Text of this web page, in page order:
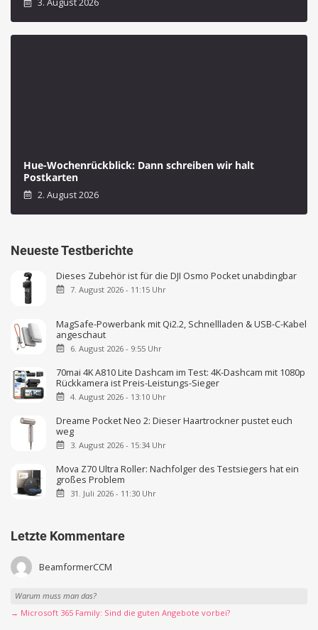
Hue-Wochenrückblick: Dann schreiben wir halt
Postkarten
2. August 2026
Neueste Testberichte
Dieses Zubehör ist für die DJI Osmo Pocket unabdingbar
7. August 2026 - 11:15 Uhr
MagSafe-Powerbank mit Qi2.2, Schnellladen & USB-C-Kabel
angeschaut
6. August 2026 - 9:55 Uhr
70mai 4K A810 Lite Dashcam im Test: 4K-Dashcam mit 1080p
Rückkamera ist Preis-Leistungs-Sieger
4. August 2026 - 13:10 Uhr
Dreame Pocket Neo 2: Dieser Haartrockner pustet euch
weg
3. August 2026 - 15:34 Uhr
Mova Z70 Ultra Roller: Nachfolger des Testsiegers hat ein
großes Problem
31. Juli 2026 - 11:30 Uhr
Letzte Kommentare
BeamformerCCM
Warum muss man das?
→ Microsoft 365 Family: Sind die guten Angebote vorbei?